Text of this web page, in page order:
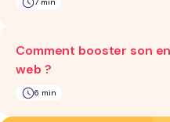
Comment booster son
web ?
6 min